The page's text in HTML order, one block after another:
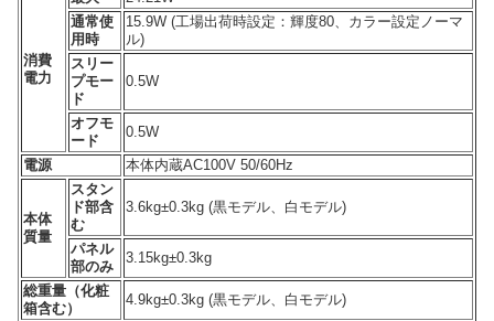
消費
電力
通常使
用時
15.9W (工場出荷時設定：輝度80、カラー設定ノーマ
ル)
スリー
プモー
ド
0.5W
オフモ
ード
0.5W
電源
本体内蔵AC100V 50/60Hz
本体
質量
スタン
ド部含
む
3.6kg±0.3kg (黒モデル、白モデル)
パネル
部のみ
3.15kg±0.3kg
総重量（化粧
箱含む）
4.9kg±0.3kg (黒モデル、白モデル)